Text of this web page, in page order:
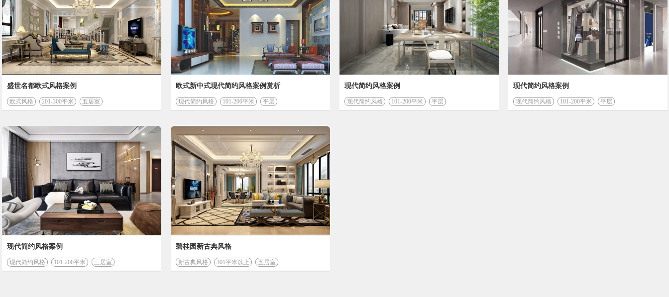
盛世名都欧式风格案例
欧式风格 201-300平米 五居室
欧式新中式现代简约风格案例赏析
现代简约风格 101-200平米 平层
现代简约风格案例
现代简约风格 101-200平米 平层
现代简约风格案例
现代简约风格 101-200平米 平层
现代简约风格案例
现代简约风格 101-200平米 三居室
碧桂园新古典风格
新古典风格 301平米以上 五居室
开始计算
您的装修预算为346992 元
91709
设计费 (元)
176958
工程费 (元)
49640
材料费 (元) 管理费 (元)